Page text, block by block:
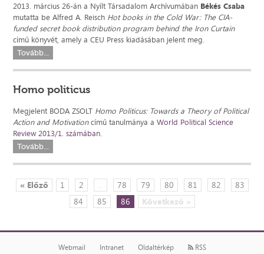
2013. március 26-án a Nyílt Társadalom Archívumában Békés Csaba
mutatta be Alfred A. Reisch Hot books in the Cold War: The CIA-
funded secret book distribution program behind the Iron Curtain
című könyvét, amely a CEU Press kiadásában jelent meg.
Tovább...
Homo politicus
Megjelent BODA ZSOLT Homo Politicus: Towards a Theory of Political
Action and Motivationcímű tanulmánya aWorld Political Science
Review 2013/1. számában.
Tovább...
« Előző 1 2 ... 78 79 80 81 82
83
84
85 86 Következő »
Webmail Intranet Oldaltérkép RSS